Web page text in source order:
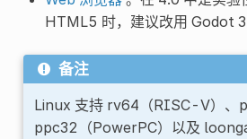
HTML5 时，建议改用 Godot
备注
Linux 支持 rv64（RISC-V）、
ppc32（PowerPC）以及